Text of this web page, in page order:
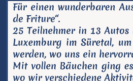
Für einen wunderbaren
de Friture“.
25 Teilnehmer in 13
Luxemburg im Süretal,
werden, wo uns ein
Mit vollen Bäuchen ging
wo wir verschiedene